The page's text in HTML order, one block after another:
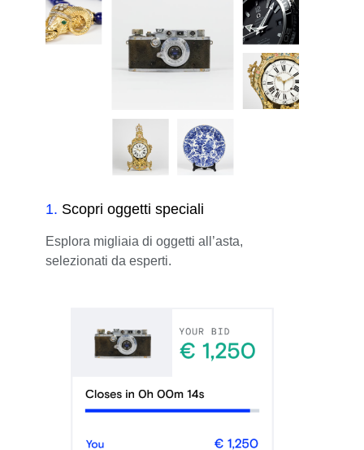
1. Scopri oggetti speciali
Esplora migliaia di oggetti all’asta,
selezionati da esperti.